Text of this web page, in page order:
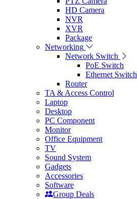
HD Camera
NVR
XVR
Package
Networking
Network Switch
PoE Switch
Ethernet Switch
Router
TA & Access Control
Laptop
Desktop
PC Component
Monitor
Office Equipment
TV
Sound System
Gadgets
Accessories
Software
Group Deals